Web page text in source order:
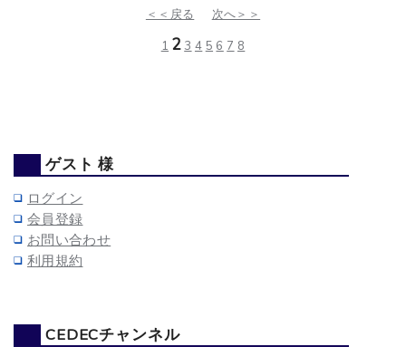
＜＜戻る
次へ＞＞
1 23 4 5 6 7 8
ゲスト 様
ログイン
会員登録
お問い合わせ
利用規約
CEDECチャンネル